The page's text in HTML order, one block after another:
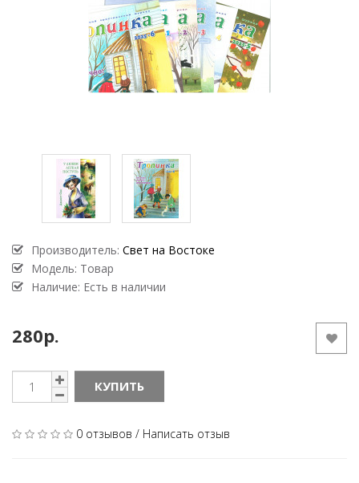
Производитель: Свет на Востоке
Модель: Товар
Наличие: Есть в наличии
280р.
КУПИТЬ
0 отзывов / Написать отзыв